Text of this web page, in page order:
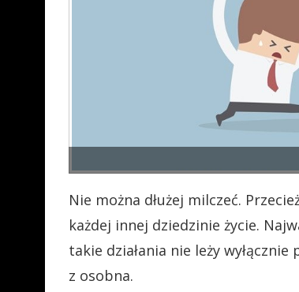
Nie można dłużej milczeć.
każdej innej dziedzinie życie.
takie działania nie leży
z osobna.